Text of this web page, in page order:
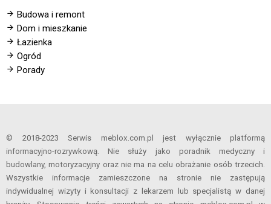
Budowa i remont
Dom i mieszkanie
Łazienka
Ogród
Porady
© 2018-2023 Serwis meblox.com.pl jest wyłącznie platformą
informacyjno-rozrywkową. Nie służy jako poradnik medyczny i
budowlany, motoryzacyjny oraz nie ma na celu obrażanie osób trzecich.
Wszystkie informacje zamieszczone na stronie nie zastępują
indywidualnej wizyty i konsultacji z lekarzem lub specjalistą w danej